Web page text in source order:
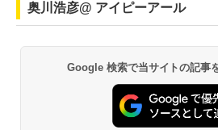
奥川浩彦@ アイピーアール
Google 検索で当サイトの記事